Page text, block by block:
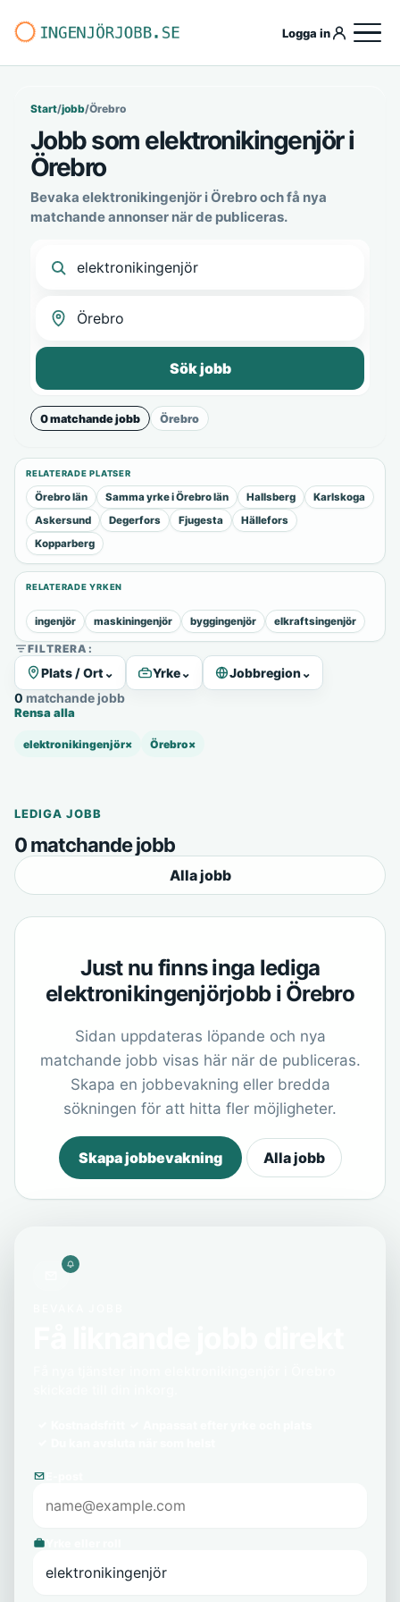
Logga in
Start/jobb/Örebro
Jobb som elektronikingenjör i
Örebro
Bevaka elektronikingenjör i Örebro och få nya
matchande annonser när de publiceras.
Sök jobb
0 matchande jobb Örebro
RELATERADE PLATSER
Örebro län Samma yrke i Örebro län Hallsberg
Karlskoga
Askersund
Degerfors Fjugesta
Hällefors
Kopparberg
RELATERADE YRKEN
ingenjör maskiningenjör byggingenjör elkraftsingenjör
FILTRERA:
Plats / Ort ⌄ Yrke⌄ Jobbregion⌄
0 matchande jobb
Rensa alla
elektronikingenjör× Örebro×
LEDIGA JOBB
0 matchande jobb
Alla jobb
Just nu finns inga lediga
elektronikingenjörjobb i Örebro
Sidan uppdateras löpande och nya
matchande jobb visas här när de publiceras.
Skapa en jobbevakning eller bredda
sökningen för att hitta fler möjligheter.
Skapa jobbevakning Alla jobb